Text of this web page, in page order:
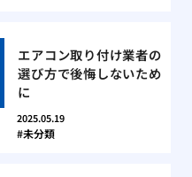
エアコン取り付け業者の
選び方で後悔しないため
に
2025.05.19
未分類